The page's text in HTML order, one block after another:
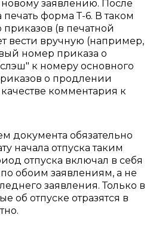
заявлению. После
печать форма Т-6. В таком
(в печатной
вести вручную (например,
номер приказа о
к номеру основного
о продлении
комментария к
документа обязательно
начала отпуска таким
отпуска включал в себя
обоим заявлениям, а не
заявления. Только в
об отпуске отразятся в